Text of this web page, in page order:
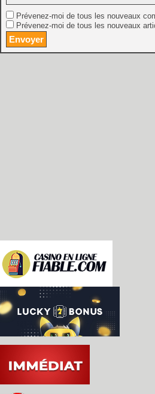
Prévenez-moi de tous les nouveaux
Prévenez-moi de tous les nouveaux